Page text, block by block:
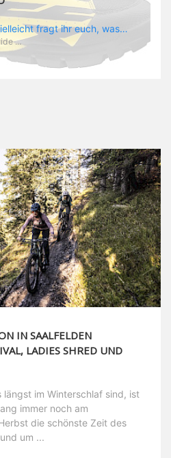
Deemax Pro Schuh Vielleicht fragt ihr euch, was ein Schuh mit Deemax zu tun hat? Nun, hier spielt vor allem der Einsatzzweck eine Rolle: Deemax steht für Gravity pur und dafür ist auch der neue Schuh gedacht, der vor allem den Ideen von Downhill Legende Fabien Barel entspricht. Der Schuh soll ganz der Deemax Philosophie entsprechen: kompromisslose Funktion, effizient und hoher Komfort standen auf der Wunschliste von Fabien. Und das kam dabei heraus: - die neue „Energy Grip AM“ Sohle bietet maximale Stabilität und optimalen Grip auf dem Pedal. - die „Ergo Fit“ Innensohle soll super hohen Komfort bieten und optimal sitzen und zwar den ganzen Tag lang. - eine 3D-Mesch-Konstruktion soll den Fuß belüften und sowohl bei Sonne also auch unter kühlen Bedingungen für optimales Fußklima sorgen - die Assymetrische Konstruktion mit höherem Seitenteil innen soll den Knöchel optimal schützen - extra Schutz für die Zehen und die Fersen
...
IN SAALFELDEN
LADIES SHRED UND
längst im Winterschlaf sind, ist
immer noch am
die schönste Zeit des
um ...